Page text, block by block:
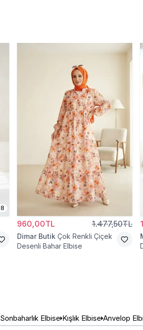
8
960,00TL 1.477,50TL
Dimar Butik Çok Renkli Çiçek
Desenli Bahar Elbise
Sonbaharlık Elbise Kışlık Elbise Anvelop